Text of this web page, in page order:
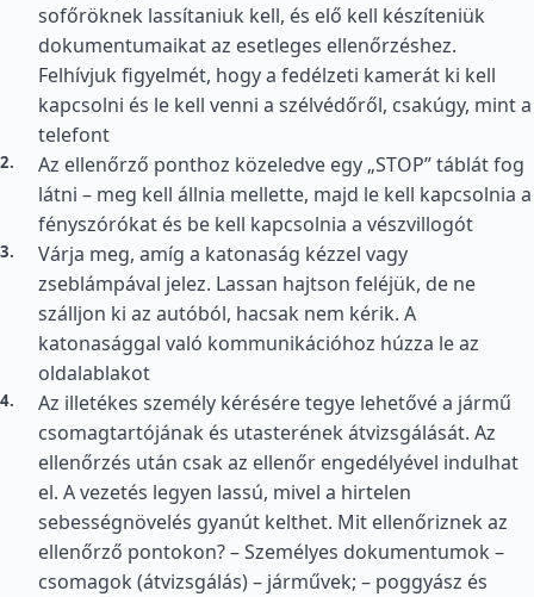
sofőröknek lassítaniuk kell, és elő kell készíteniük
dokumentumaikat az esetleges ellenőrzéshez.
Felhívjuk figyelmét, hogy a fedélzeti kamerát ki kell
kapcsolni és le kell venni a szélvédőről, csakúgy, mint a
telefont
Az ellenőrző ponthoz közeledve egy „STOP” táblát fog
látni – meg kell állnia mellette, majd le kell kapcsolnia a
fényszórókat és be kell kapcsolnia a vészvillogót
Várja meg, amíg a katonaság kézzel vagy
zseblámpával jelez. Lassan hajtson feléjük, de ne
szálljon ki az autóból, hacsak nem kérik. A
katonasággal való kommunikációhoz húzza le az
oldalablakot
Az illetékes személy kérésére tegye lehetővé a jármű
csomagtartójának és utasterének átvizsgálását. Az
ellenőrzés után csak az ellenőr engedélyével indulhat
el. A vezetés legyen lassú, mivel a hirtelen
sebességnövelés gyanút kelthet. Mit ellenőriznek az
ellenőrző pontokon? – Személyes dokumentumok –
csomagok (átvizsgálás) – járművek; – poggyász és